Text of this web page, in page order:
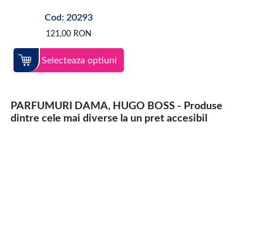
Cod: 20293
121,00 RON
Selecteaza optiuni
PARFUMURI DAMA, HUGO BOSS - Produse
dintre cele mai diverse la un pret accesibil